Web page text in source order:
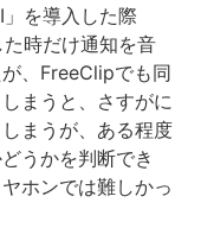
を導入した際
時だけ通知を音
、FreeClipでも同
まうと、さすがに
まうが、ある程度
うかを判断でき
ホンでは難しかっ